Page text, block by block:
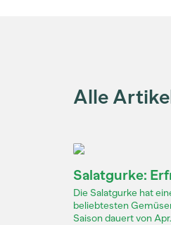
Alle
Salatgurke:
Die Salatgurke hat
beliebtesten
Saison dauert von